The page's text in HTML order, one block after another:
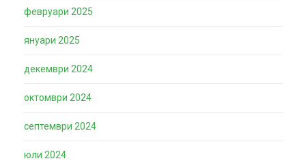
февруари 2025
януари 2025
декември 2024
октомври 2024
септември 2024
юли 2024